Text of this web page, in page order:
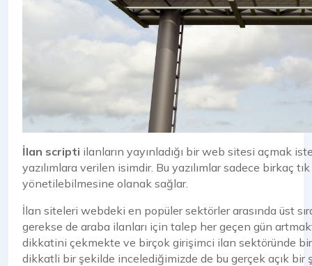
İlan scripti ilanların yayınladığı bir web sitesi açmak
yazılımlara verilen isimdir. Bu yazılımlar sadece birkaç
yönetilebilmesine olanak sağlar.
İlan siteleri webdeki en popüler sektörler arasında üst
gerekse de araba ilanları için talep her geçen gün
dikkatini çekmekte ve birçok girişimci ilan sektöründe bir
dikkatli bir şekilde incelediğimizde de bu gerçek açık bir